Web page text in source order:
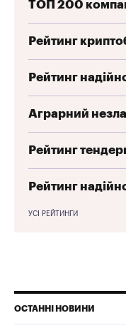
ТОП 200
Рейтинг
Рейтинг
Аграрний
Рейтинг
Рейтинг
УСІ РЕЙТИНГИ
ОСТАННІ НОВИНИ